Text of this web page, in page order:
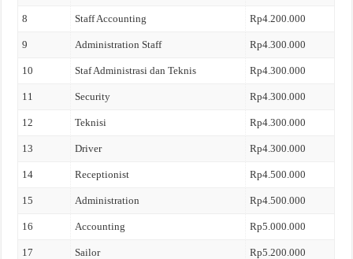
8 Staff Accounting Rp4.200.000
9 Administration Staff Rp4.300.000
10 Staf Administrasi dan Teknis Rp4.300.000
11 Security Rp4.300.000
12 Teknisi Rp4.300.000
13 Driver Rp4.300.000
14 Receptionist Rp4.500.000
15 Administration Rp4.500.000
16 Accounting Rp5.000.000
17 Sailor Rp5.200.000